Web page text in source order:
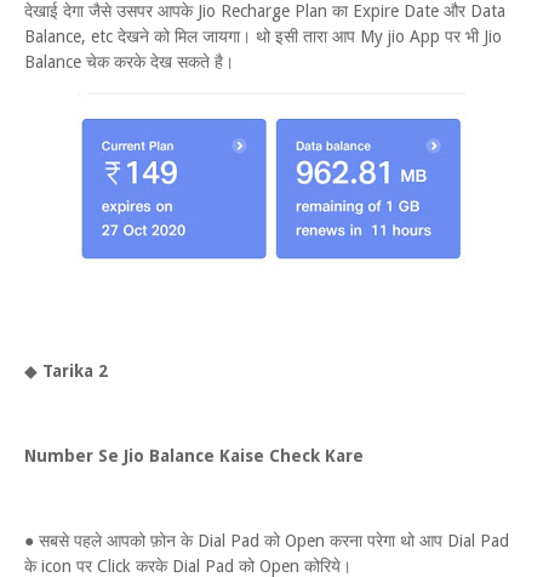
देखाई देगा जैसे उसपर आपके Jio Recharge Plan का Expire Date और Data
Balance, etc देखने को मिल जायगा। थो इसी तारा आप My jio App पर भी Jio
Balance चेक करके देख सकते है।
◆ Tarika 2
Number Se Jio Balance Kaise Check Kare
● सबसे पहले आपको फ़ोन के Dial Pad को Open करना परेगा थो आप Dial Pad
के icon पर Click करके Dial Pad को Open कोरिये।